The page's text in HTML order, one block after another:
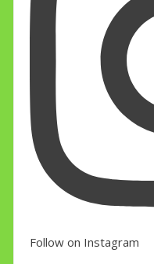
Follow on Instagram